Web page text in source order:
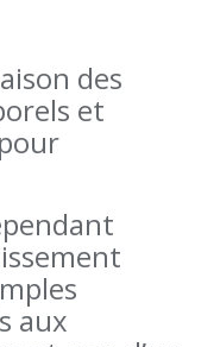
des
et
aux